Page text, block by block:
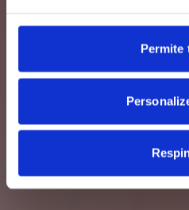
Permite